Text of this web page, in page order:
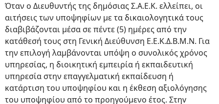
Όταν ο Διευθυντής της δημόσιας Σ.Α.Ε.Κ. ελλείπει, οι
αιτήσεις των υποψηφίων με τα δικαιολογητικά τους
διαβιβάζονται μέσα σε πέντε (5) ημέρες από την
κατάθεσή τους στη Γενική Διεύθυνση Ε.Ε.Κ.Δ.Β.Μ.Ν. Για
την επιλογή λαμβάνονται υπόψη ο συνολικός χρόνος
υπηρεσίας, η διοικητική εμπειρία ή εκπαιδευτική
υπηρεσία στην επαγγελματική εκπαίδευση ή
κατάρτιση του υποψηφίου και η έκθεση αξιολόγησης
του υποψηφίου από το προηγούμενο έτος. Στηv